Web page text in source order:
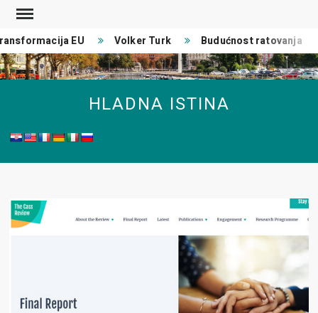
Skip
content
EU Volker Turk Budućnost ratovanja
HLADNA ISTINA